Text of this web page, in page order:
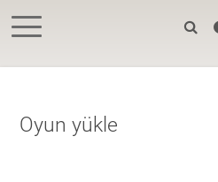
Oyun yükle